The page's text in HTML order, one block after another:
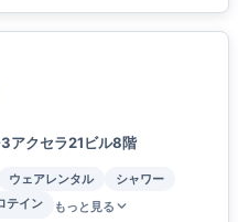
アクセラ21ビル8階
ウェアレンタル
シャワー
テイン もっと見る